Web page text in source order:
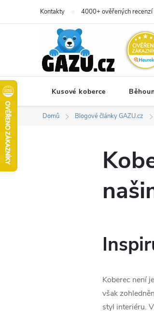
Kontakty 4000+ ověřených recenzí
Kusové koberce
Domů Blogové články GAZU.cz
Koberec není
však
styl interiéru.